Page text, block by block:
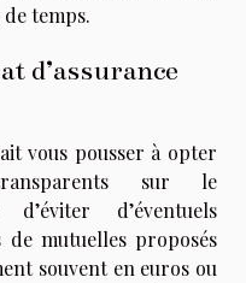
temps.
d’assurance
vous pousser à opter
sur le
d’éventuels
de mutuelles proposés
souvent en euros ou